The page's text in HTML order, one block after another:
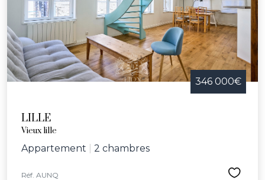
346 000€
LILLE
Vieux lille
Appartement 2 chambres
Réf. AUNQ